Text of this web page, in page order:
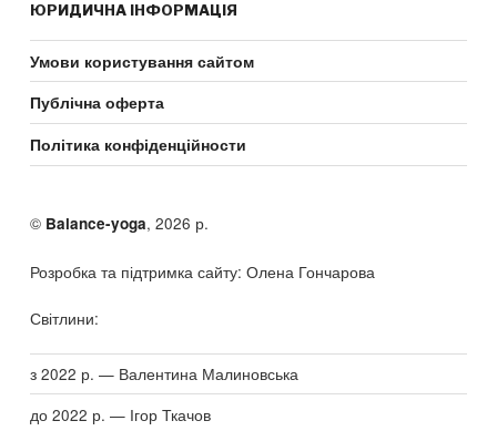
ЮРИДИЧНА ІНФОРМАЦІЯ
Умови користування сайтом
Публічна оферта
Політика конфіденційности
© Balance-yoga, 2026 р.
Розробка та підтримка сайту: Олена Гончарова
Світлини:
з 2022 р. — Валентина Малиновська
до 2022 р. — Ігор Ткачов